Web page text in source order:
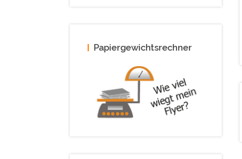
Papiergewichtsrechner